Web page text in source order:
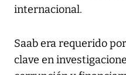
internacional.
Saab era requerido
clave en